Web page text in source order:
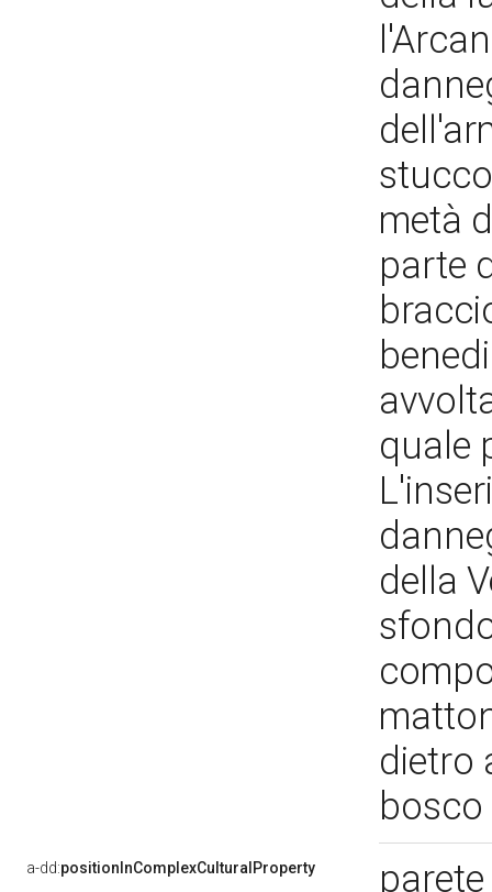
metà
parte
quale
della
dietro
bosco
a-dd:positionInComplexCulturalProperty